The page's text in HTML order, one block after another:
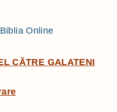
CĂTRE GALATENI